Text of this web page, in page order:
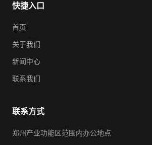
快捷入口
首页
关于我们
新闻中心
联系我们
联系方式
郑州产业功能区范围内办公地点